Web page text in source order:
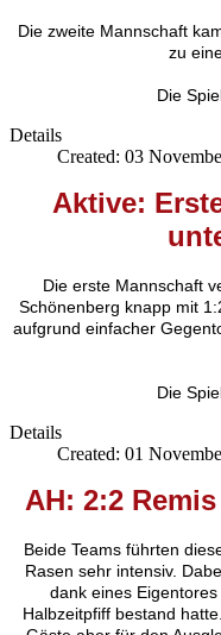
Die zweite Mannschaft
zu
Die
Details
Created: 03
Aktive:
Die erste Mannschaft
Schönenberg knapp mit
aufgrund einfacher
Die
Details
Created: 01
AH: 2:2
Beide Teams führten
Rasen sehr intensiv.
dank eines
Halbzeitpfiff bestand